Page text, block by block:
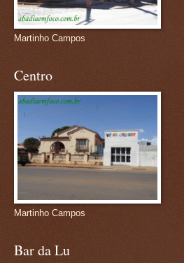
Martinho Campos
Centro
Martinho Campos
Bar da Lu